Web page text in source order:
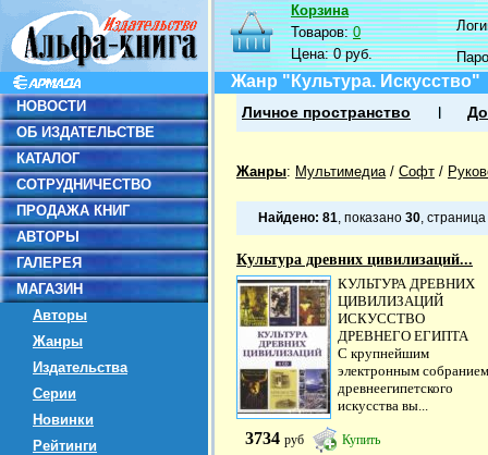
НОВОСТИ
ОБ ИЗДАТЕЛЬСТВЕ
КАТАЛОГ
СОТРУДНИЧЕСТВО
ПРОДАЖА КНИГ
АВТОРЫ
ГАЛЕРЕЯ
МАГАЗИН
Авторы
Жанры
Издательства
Серии
Новинки
Рейтинги
Корзина
Товаров:0
Цена:0 руб.
Жанр "Культура. Искусство"
Личное пространство
Жанры: Мультимедиа/ Софт /
Найдено: 81, показано 30, страница
Культура древних цивилизаций...
КУЛЬТУРА ДРЕВНИХ
ЦИВИЛИЗАЦИЙ
ИСКУССТВО
ДРЕВНЕГО ЕГИПТА
С крупнейшим
электронным собранием
древнеегипетского
искусства вы...
3734 руб Купить